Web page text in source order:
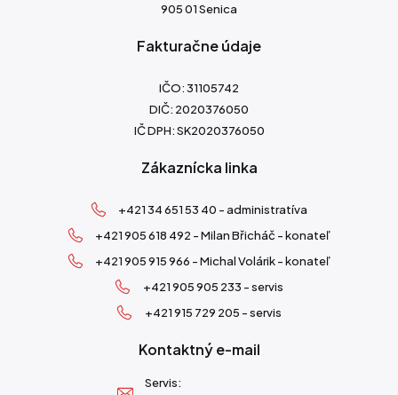
905 01 Senica
Fakturačne údaje
IČO: 31105742
DIČ: 2020376050
IČ DPH: SK2020376050
Zákaznícka linka
+421 34 651 53 40 - administratíva
+421 905 618 492 - Milan Břicháč - konateľ
+421 905 915 966 - Michal Volárik - konateľ
+421 905 905 233 - servis
+421 915 729 205 - servis
Kontaktný e-mail
Servis: